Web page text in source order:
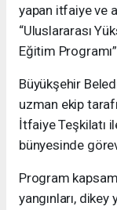
yapan itfaiye ve
“Uluslararası
Eğitim
Büyükşehir
uzman ekip
İtfaiye Teşkilatı
bünyesinde
Program
yangınları,